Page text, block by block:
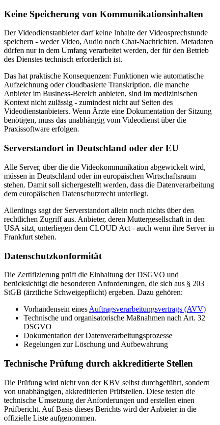
Keine Speicherung von Kommunikationsinhalten
Der Videodienstanbieter darf keine Inhalte der Videosprechstunde
speichern - weder Video, Audio noch Chat-Nachrichten. Metadaten
dürfen nur in dem Umfang verarbeitet werden, der für den Betrieb
des Dienstes technisch erforderlich ist.
Das hat praktische Konsequenzen: Funktionen wie automatische
Aufzeichnung oder cloudbasierte Transkription, die manche
Anbieter im Business-Bereich anbieten, sind im medizinischen
Kontext nicht zulässig - zumindest nicht auf Seiten des
Videodienstanbieters. Wenn Ärzte eine Dokumentation der Sitzung
benötigen, muss das unabhängig vom Videodienst über die
Praxissoftware erfolgen.
Serverstandort in Deutschland oder der EU
Alle Server, über die die Videokommunikation abgewickelt wird,
müssen in Deutschland oder im europäischen Wirtschaftsraum
stehen. Damit soll sichergestellt werden, dass die Datenverarbeitung
dem europäischen Datenschutzrecht unterliegt.
Allerdings sagt der Serverstandort allein noch nichts über den
rechtlichen Zugriff aus. Anbieter, deren Muttergesellschaft in den
USA sitzt, unterliegen dem CLOUD Act - auch wenn ihre Server in
Frankfurt stehen.
Datenschutzkonformität
Die Zertifizierung prüft die Einhaltung der DSGVO und
berücksichtigt die besonderen Anforderungen, die sich aus § 203
StGB (ärztliche Schweigepflicht) ergeben. Dazu gehören:
Vorhandensein eines Auftragsverarbeitungsvertrags (AVV)
Technische und organisatorische Maßnahmen nach Art. 32
DSGVO
Dokumentation der Datenverarbeitungsprozesse
Regelungen zur Löschung und Aufbewahrung
Technische Prüfung durch akkreditierte Stellen
Die Prüfung wird nicht von der KBV selbst durchgeführt, sondern
von unabhängigen, akkreditierten Prüfstellen. Diese testen die
technische Umsetzung der Anforderungen und erstellen einen
Prüfbericht. Auf Basis dieses Berichts wird der Anbieter in die
offizielle Liste aufgenommen.